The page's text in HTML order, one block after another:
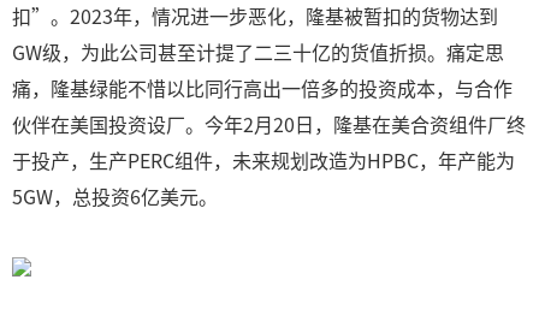
扣”。2023年，情况进一步恶化，隆基被暂扣的货物达到
GW级，为此公司甚至计提了二三十亿的货值折损。痛定思
痛，隆基绿能不惜以比同行高出一倍多的投资成本，与合作
伙伴在美国投资设厂。今年2月20日，隆基在美合资组件厂终
于投产，生产PERC组件，未来规划改造为HPBC，年产能为
5GW，总投资6亿美元。